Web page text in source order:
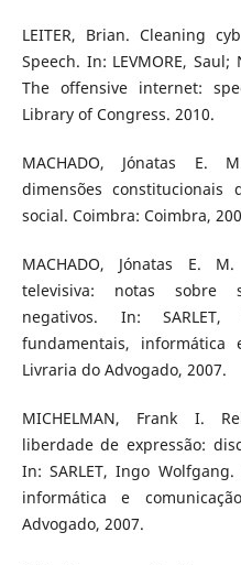
LEITER, Brian. Cleaning
Speech. In: LEVMORE,
The offensive internet:
Library of Congress. 2010.
MACHADO, Jónatas E.
dimensões
social. Coimbra: Coimbra,
MACHADO, Jónatas E.
televisiva: notas sobre
negativos. In:
fundamentais, informática
Livraria do Advogado, 2007.
MICHELMAN, Frank I.
liberdade de expressão:
In: SARLET, Ingo
informática e
Advogado, 2007.